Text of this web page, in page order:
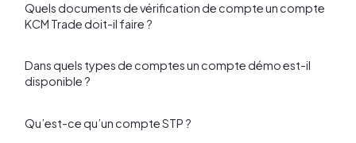
Quels documents de vérification de compte un compte
KCM Trade doit-il faire ?
Dans quels types de comptes un compte démo est-il
disponible ?
Qu’est-ce qu’un compte STP ?